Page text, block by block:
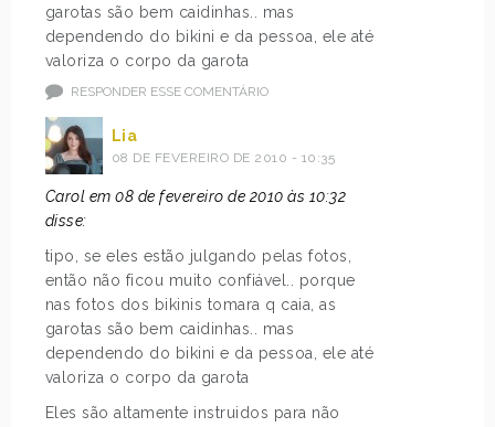
garotas são bem caidinhas.. mas
dependendo do bikini e da pessoa, ele até
valoriza o corpo da garota
RESPONDER ESSE COMENTÁRIO
Lia
08 DE FEVEREIRO DE 2010 - 10:35
Carol em 08 de fevereiro de 2010 às 10:32
disse:
tipo, se eles estão julgando pelas fotos,
então não ficou muito confiável.. porque
nas fotos dos bikinis tomara q caia, as
garotas são bem caidinhas.. mas
dependendo do bikini e da pessoa, ele até
valoriza o corpo da garota
Eles são altamente instruidos para não